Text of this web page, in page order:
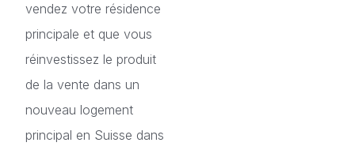
vendez votre résidence
principale et que vous
réinvestissez le produit
de la vente dans un
nouveau logement
principal en Suisse dans